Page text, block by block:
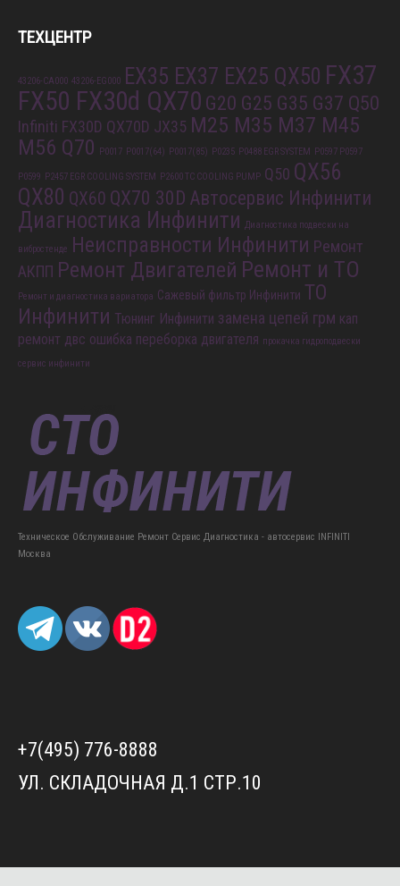
ТЕХЦЕНТР
43206-CA000 43206-EG000 EX35 EX37 EX25 QX50 FX37
FX50 FX30d QX70 G20 G25 G35 G37 Q50
Infiniti FX30D QX70D JX35 M25 M35 M37 M45
M56 Q70
P0017 P0017(64) P0017(85) P0235 P0488 EGR SYSTEM P0597 P0597
P0599 P2457 EGR COOLING SYSTEM P2600 TC COOLING PUMP Q50 QX56
QX80 QX60 QX70 30D Автосервис Инфинити
Диагностика Инфинити Диагностика подвески на
вибростенде Неисправности Инфинити Ремонт
АКПП Ремонт Двигателей Ремонт и ТО
Ремонт и диагностика вариатора Сажевый фильтр Инфинити ТО
Инфинити Тюнинг Инфинити замена цепей грм кап
ремонт двс ошибка переборка двигателя прокачка гидроподвески
сервис инфинити
Техническое Обслуживание Ремонт Сервис Диагностика - автосервис INFINITI
Москва
+7(495) 776-8888
УЛ. СКЛАДОЧНАЯ Д.1 СТР.10